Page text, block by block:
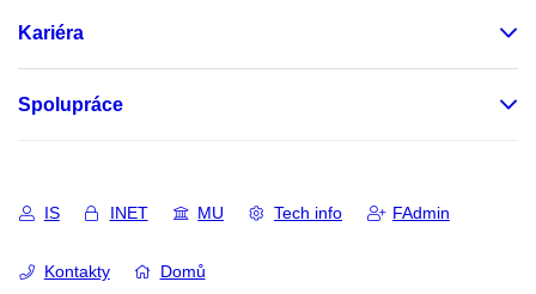
Kariéra
Spolupráce
IS INET MU Tech info FAdmin
Kontakty Domů